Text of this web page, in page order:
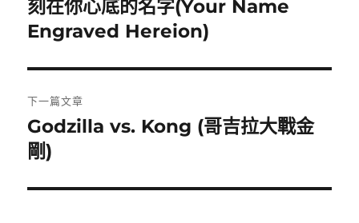
導
覽
上
一
文
章:
刻在你心底的名字(Your Name
Engraved Hereion)
下一篇文章
下
一
文
Godzilla vs. Kong (哥吉拉大戰金
剛)